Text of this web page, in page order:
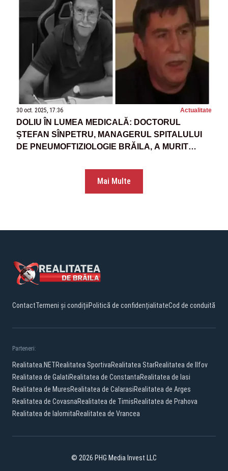
30 oct. 2025, 17:36 Actualitate
DOLIU ÎN LUMEA MEDICALĂ: DOCTORUL
ȘTEFAN SÎNPETRU, MANAGERUL SPITALULUI
DE PNEUMOFTIZIOLOGIE BRĂILA, A MURIT
Mai Multe
ContactTermeni și condițiiPolitică de confidențialitateCod de conduită
Parteneri:
Realitatea.NETRealitatea SportivaRealitatea StarRealitatea de Ilfov
Realitatea de GalatiRealitatea de ConstantaRealitatea de Iasi
Realitatea de MuresRealitatea de CalarasiRealitatea de Arges
Realitatea de CovasnaRealitatea de TimisRealitatea de Prahova
Realitatea de IalomitaRealitatea de Vrancea
© 2026 PHG Media Invest LLC